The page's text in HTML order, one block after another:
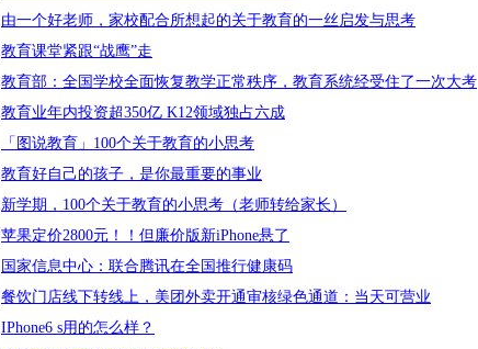
由一个好老师，家校配合所想起的关于教育的一丝启发与思考
教育课堂紧跟“战鹰”走
教育部：全国学校全面恢复教学正常秩序，教育系统经受住了一次大考
教育业年内投资超350亿 K12领域独占六成
「图说教育」100个关于教育的小思考
教育好自己的孩子，是你最重要的事业
新学期，100个关于教育的小思考（老师转给家长）
苹果定价2800元！！但廉价版新iPhone悬了
国家信息中心：联合腾讯在全国推行健康码
餐饮门店线下转线上，美团外卖开通审核绿色通道：当天可营业
IPhone6 s用的怎么样？